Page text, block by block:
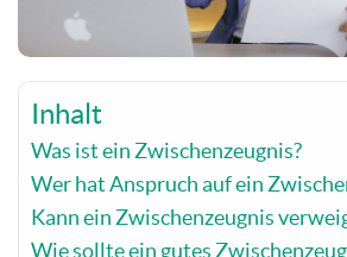
Inhalt
Was ist ein Zwischenzeugnis?
Wer hat Anspruch auf ein
Kann ein Zwischenzeugnis
Wie sollte ein gutes